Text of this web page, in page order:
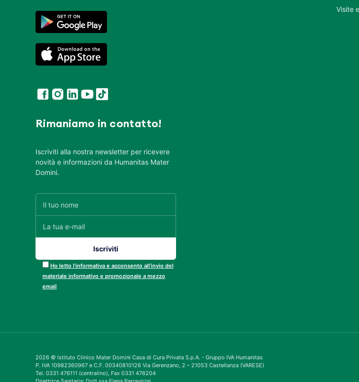
Rimaniamo in contatto!
Iscriviti alla nostra newsletter per ricevere
novità e informazioni da Humanitas Mater
Domini.
Ho letto l’informativa e acconsento all’invio del
materiale informativo e promozionale a mezzo
email
Visite
2026 © Istituto Clinico Mater Domini Casa di Cura Privata S.p.A. - Gruppo IVA Humanitas
P. IVA 10982360967 e C.F. 00340810126 Via Gerenzano, 2 – 21053 Castellanza (VARESE)
Tel. 0331 476111 (centralino), Fax 0331 476204